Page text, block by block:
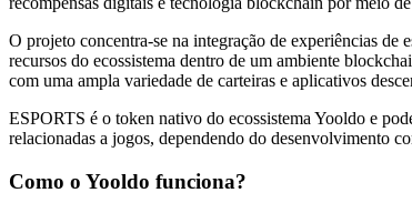
Copiar Trading
Junte-se aos principais traders
O projeto concentra-se na integração de experiências de
recursos do ecossistema dentro de um ambiente
com uma ampla variedade de carteiras e aplicativos
ESPORTS é o token nativo do ecossistema Yooldo e
relacionadas a jogos, dependendo do desenvolvimento
Como o Yooldo funciona?